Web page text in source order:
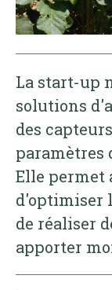
La start-up
solutions
des
paramètres
Elle permet
d'optimiser
de réaliser
apporter